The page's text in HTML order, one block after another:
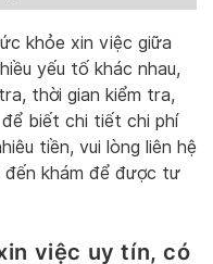
khỏe xin việc giữa
yếu tố khác nhau,
thời gian kiểm tra,
biết chi tiết chi phí
tiền, vui lòng liên hệ
khám để được tư
việc uy tín, có